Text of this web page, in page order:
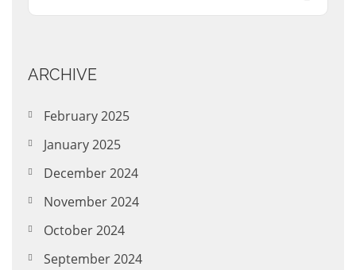
ARCHIVE
February 2025
January 2025
December 2024
November 2024
October 2024
September 2024